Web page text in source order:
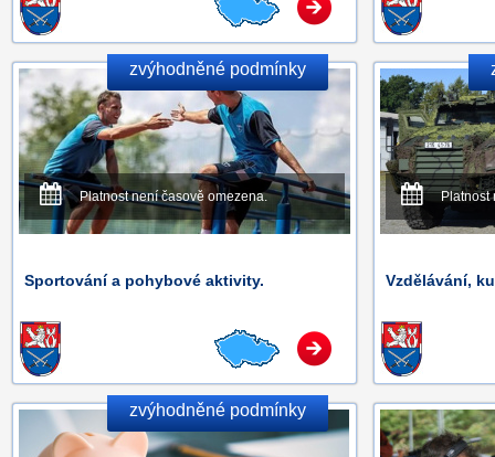
zvýhodněné podmínky
Platnost není časově omezena.
Sportování a pohybové aktivity.
Platnost
Vzdělávání,
zvýhodněné podmínky